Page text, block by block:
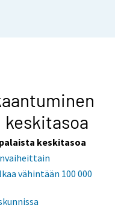
keskitasoa
vähintään 100 000